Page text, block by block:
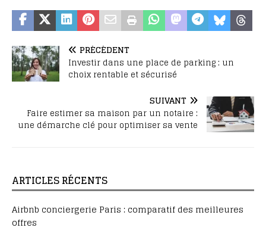
PRÉCÉDENT
Investir dans une place de parking : un
choix rentable et sécurisé
SUIVANT
Faire estimer sa maison par un notaire :
une démarche clé pour optimiser sa vente
ARTICLES RÉCENTS
Airbnb conciergerie Paris : comparatif des meilleures
offres